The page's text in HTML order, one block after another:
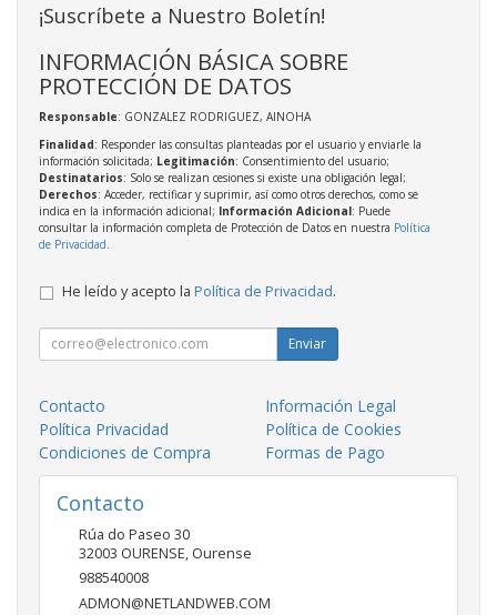
¡Suscríbete a Nuestro Boletín!
INFORMACIÓN BÁSICA SOBRE
PROTECCIÓN DE DATOS
Responsable: GONZALEZ RODRIGUEZ, AINOHA
Finalidad: Responder las consultas planteadas por el usuario y enviarle la
información solicitada; Legitimación: Consentimiento del usuario;
Destinatarios: Solo se realizan cesiones si existe una obligación legal;
Derechos: Acceder, rectificar y suprimir, así como otros derechos, como se
indica en la información adicional; Información Adicional: Puede
consultar la información completa de Protección de Datos en nuestra Política
de Privacidad
He leído y acepto la Política de Privacidad.
Enviar
Contacto
Información Legal
Política Privacidad
Política de Cookies
Condiciones de Compra
Formas de Pago
Contacto
Rúa do Paseo 30
32003 OURENSE, Ourense
988540008
ADMON@NETLANDWEB.COM